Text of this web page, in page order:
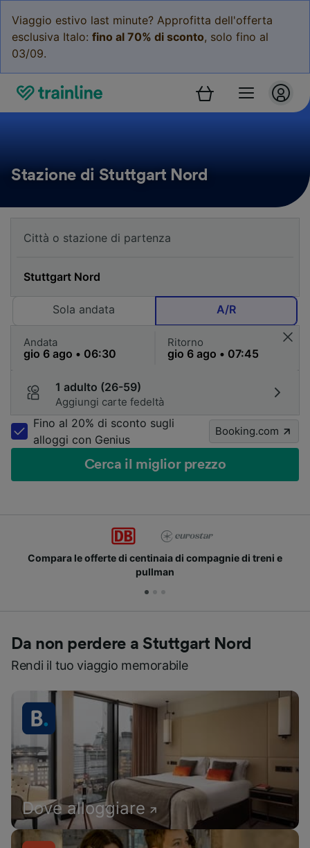
Viaggio estivo last minute? Approfitta dell'offerta
esclusiva Italo: fino al 70% di sconto, solo fino al
03/09.
Stazione di Stuttgart Nord
Sola andata A/R
Andata Ritorno
1 adulto (26-59)
Aggiungi carte fedeltà
Fino al 20% di sconto sugli
alloggi con Genius
Booking.com
Cerca il miglior prezzo
Compara le offerte di centinaia di compagnie di treni e
pullman
Da non perdere a Stuttgart Nord
Rendi il tuo viaggio memorabile
Dove alloggiare